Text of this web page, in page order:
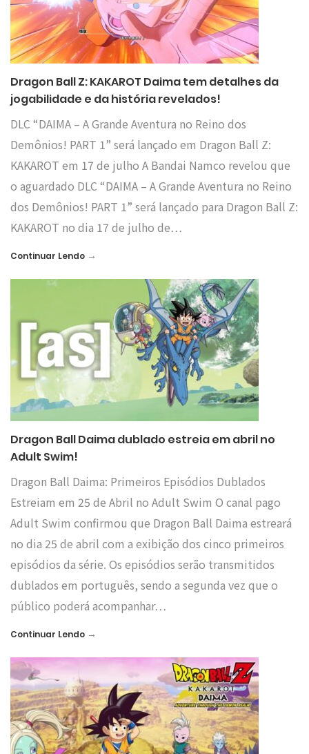
Dragon Ball Z: KAKAROT Daima tem detalhes da
jogabilidade e da história revelados!
DLC “DAIMA – A Grande Aventura no Reino dos
Demônios! PART 1” será lançado em Dragon Ball Z:
KAKAROT em 17 de julho A Bandai Namco revelou que
o aguardado DLC “DAIMA – A Grande Aventura no Reino
dos Demônios! PART 1” será lançado para Dragon Ball Z:
KAKAROT no dia 17 de julho de…
Continuar Lendo →
Dragon Ball Daima dublado estreia em abril no
Adult Swim!
Dragon Ball Daima: Primeiros Episódios Dublados
Estreiam em 25 de Abril no Adult Swim O canal pago
Adult Swim confirmou que Dragon Ball Daima estreará
no dia 25 de abril com a exibição dos cinco primeiros
episódios da série. Os episódios serão transmitidos
dublados em português, sendo a segunda vez que o
público poderá acompanhar…
Continuar Lendo →